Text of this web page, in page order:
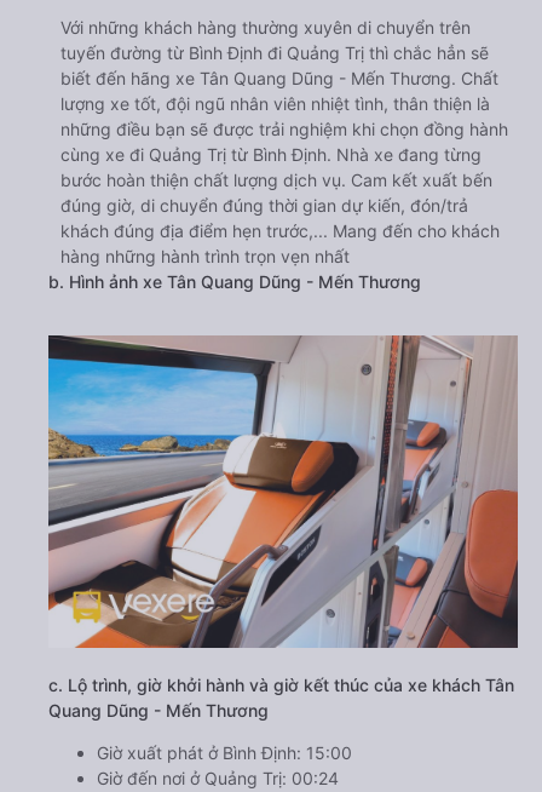
Với những khách hàng thường xuyên di chuyển trên
tuyến đường từ Bình Định đi Quảng Trị thì chắc hẳn sẽ
biết đến hãng xe Tân Quang Dũng - Mến Thương. Chất
lượng xe tốt, đội ngũ nhân viên nhiệt tình, thân thiện là
những điều bạn sẽ được trải nghiệm khi chọn đồng hành
cùng xe đi Quảng Trị từ Bình Định. Nhà xe đang từng
bước hoàn thiện chất lượng dịch vụ. Cam kết xuất bến
đúng giờ, di chuyển đúng thời gian dự kiến, đón/trả
khách đúng địa điểm hẹn trước,... Mang đến cho khách
hàng những hành trình trọn vẹn nhất
b. Hình ảnh xe Tân Quang Dũng - Mến Thương
c. Lộ trình, giờ khởi hành và giờ kết thúc của xe khách Tân
Quang Dũng - Mến Thương
Giờ xuất phát ở Bình Định: 15:00
Giờ đến nơi ở Quảng Trị: 00:24